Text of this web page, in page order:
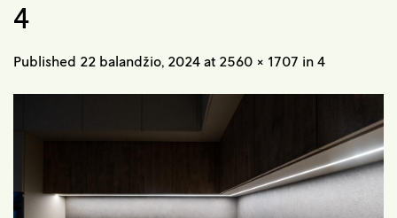
4
Published 22 balandžio, 2024 at 2560 × 1707 in 4